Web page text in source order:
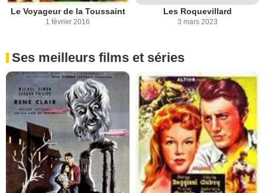
Le Voyageur de la Toussaint
1 février 2016
Les Roquevillard
3 mars 2023
Ses meilleurs films et séries